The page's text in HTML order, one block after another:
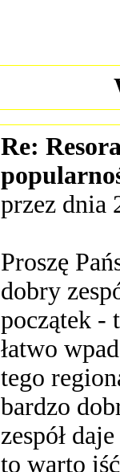
Re:
przez dnia
Proszę
dobry
początek -
łatwo
tego
bardzo
zespół
to warto